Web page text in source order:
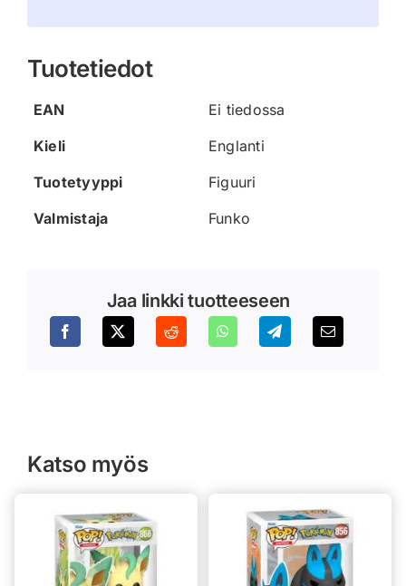
Tuotetiedot
EAN
Ei tiedossa
Kieli
Englanti
Tuotetyyppi
Figuuri
Valmistaja
Funko
Jaa linkki tuotteeseen
Katso myös